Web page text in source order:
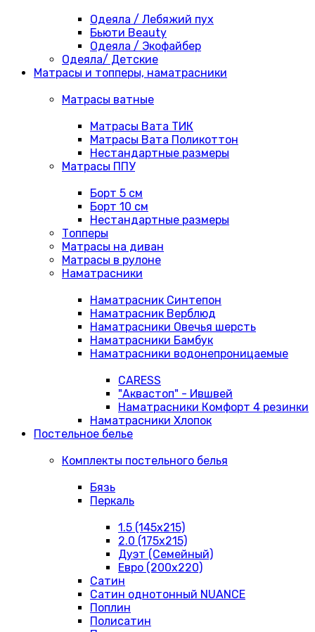
Одеяла / Лебяжий пух
Бьюти Beauty
Одеяла / Экофайбер
Одеяла/ Детские
Матрасы и топперы, наматрасники
Матрасы ватные
Матрасы Вата ТИК
Матрасы Вата Поликоттон
Нестандартные размеры
Матрасы ППУ
Борт 5 см
Борт 10 см
Нестандартные размеры
Топперы
Матрасы на диван
Матрасы в рулоне
Наматрасники
Наматрасник Синтепон
Наматрасник Верблюд
Наматрасники Овечья шерсть
Наматрасники Бамбук
Наматрасники водонепроницаемые
CARESS
"Аквастоп" - Ившвей
Наматрасники Комфорт 4 резинки
Наматрасники Хлопок
Постельное белье
Комплекты постельного белья
Бязь
Перкаль
1.5 (145х215)
2.0 (175х215)
Дуэт (Семейный)
Евро (200х220)
Сатин
Сатин однотонный NUANCE
Поплин
Полисатин